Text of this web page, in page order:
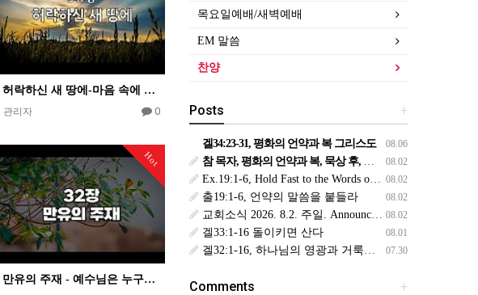
허락하신 새 땅에-마음 속에 근심있는 사람
관리자 0
Hot
만유의 주재 - 예수님은 누구신가
목요일예배/새벽예배
EM 말씀
찬양
+
Posts
08.06
겔34:23-31, 평화의 언약과 복 그리스도
08.02
참 목자, 평화의 언약과 복, 묵상 후, 복된 8월 맞이하세요(생삶,3,월) *예수생명 내생명 우리생명!
08.02
Ex.19:1-6, Hold Fast to the Words of the Covenant
08.02
출19:1-6, 언약의 말씀을 붙들라
08.02
교회소식 2026. 8.2. 주일. Announcements
08.01
겔33:1-16 돌이키면 산다
07.30
겔32:1-16, 하나님의 영광과 거룩을 위해
+
Comments